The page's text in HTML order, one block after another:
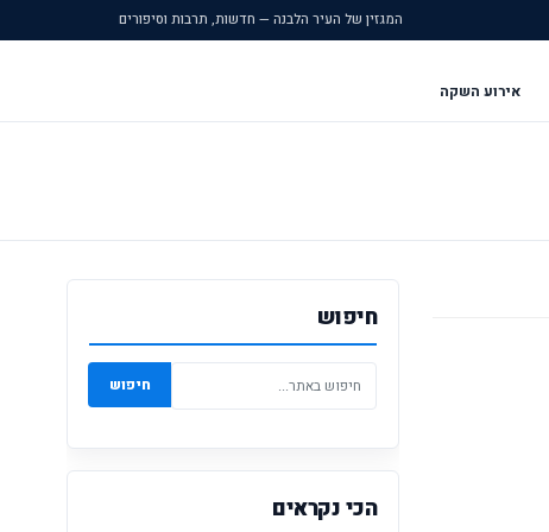
המגזין של העיר הלבנה — חדשות, תרבות וסיפורים
אירוע השקה
חיפוש
חיפוש
הכי נקראים